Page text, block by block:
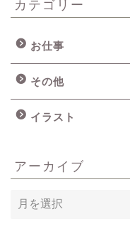
カテゴリー
お仕事
その他
イラスト
アーカイブ
ア
ー